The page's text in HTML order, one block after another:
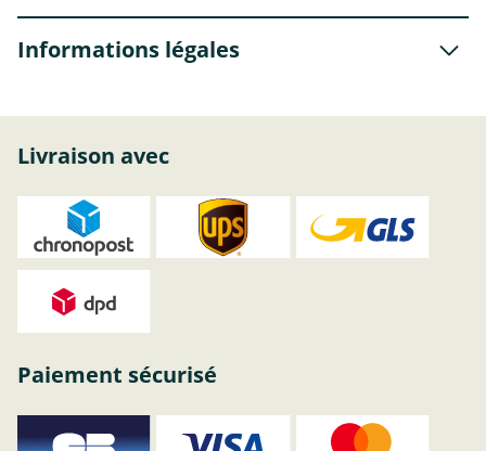
Informations légales
Livraison avec
Paiement sécurisé